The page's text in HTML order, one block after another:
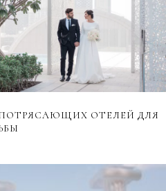
ОТЕЛЕЙ ДЛЯ